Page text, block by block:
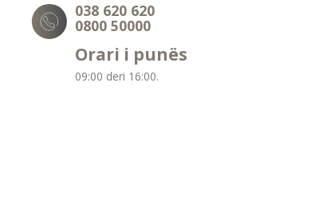
038 620 620
0800 50000
Orari i punës
09:00 deri 16:00.